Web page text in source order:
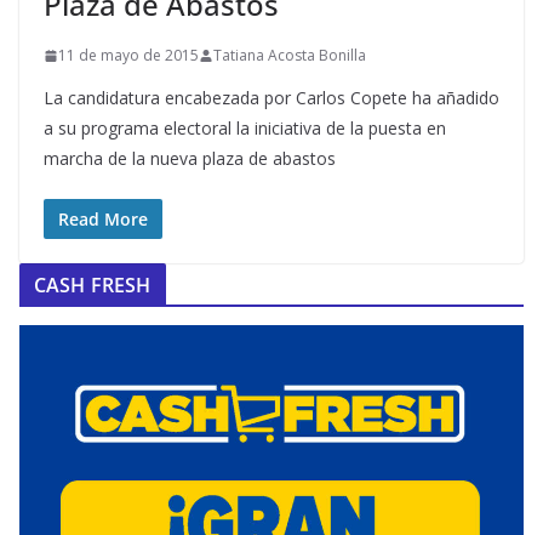
11 de mayo de 2015 Tatiana Acosta Bonilla
La candidatura encabezada por Carlos Copete ha añadido
a su programa electoral la iniciativa de la puesta en
marcha de la nueva plaza de abastos
Read More
CASH FRESH